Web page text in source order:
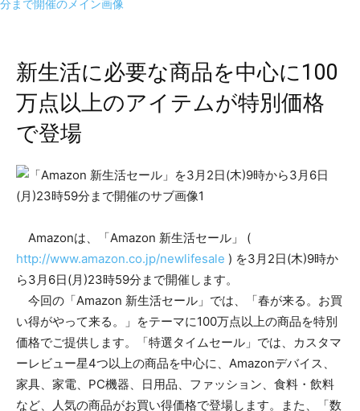
新生活に必要な商品を中心に100
万点以上のアイテムが特別価格
で登場
Amazonは、「Amazon 新生活セール」 (
http://www.amazon.co.jp/newlifesale ) を3月2日(木)9時か
ら3月6日(月)23時59分まで開催します。
今回の「Amazon 新生活セール」では、「春が来る。お買
い得がやって来る。」をテーマに100万点以上の商品を特別
価格でご提供します。「特選タイムセール」では、カスタマ
ーレビュー星4つ以上の商品を中心に、Amazonデバイス、
家具、家電、PC機器、日用品、ファッション、食料・飲料
など、人気の商品がお買い得価格で登場します。また、「数